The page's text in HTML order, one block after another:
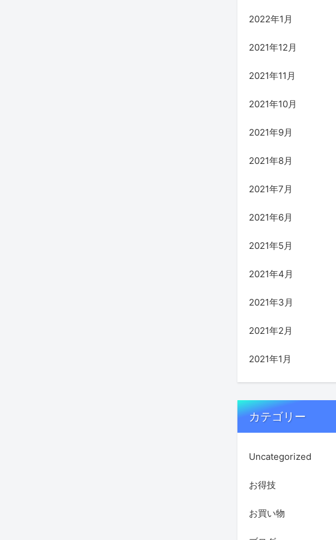
2022年1月
2021年12月
2021年11月
2021年10月
2021年9月
2021年8月
2021年7月
2021年6月
2021年5月
2021年4月
2021年3月
2021年2月
2021年1月
カテゴリー
Uncategorized
お得技
お買い物